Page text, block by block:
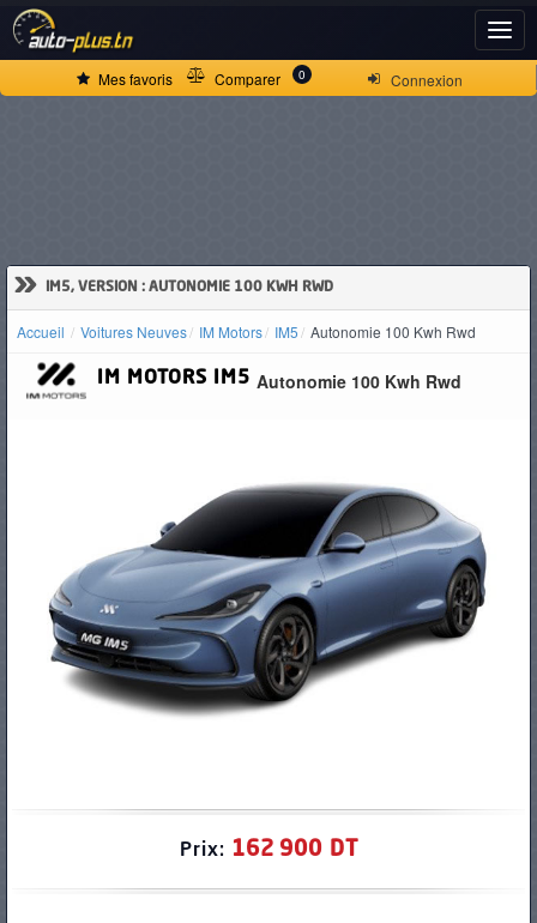
Connexion
Mes favoris Comparer 0
» IM5, VERSION : AUTONOMIE 100 KWH RWD
Accueil Voitures Neuves IM Motors IM5 Autonomie 100 Kwh Rwd
IM MOTORS IM5 Autonomie 100 Kwh Rwd
Prix: 162 900 DT
ACCUEIL
D'OCCASION
PNEUS